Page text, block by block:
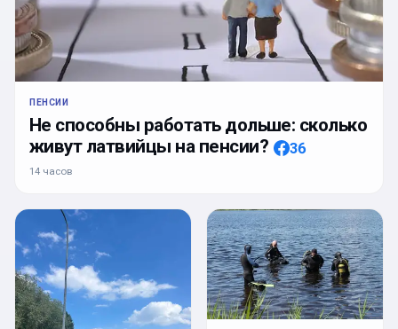
ПЕНСИИ
Не способны работать дольше: сколько
живут латвийцы на пенсии?
36
14 часов